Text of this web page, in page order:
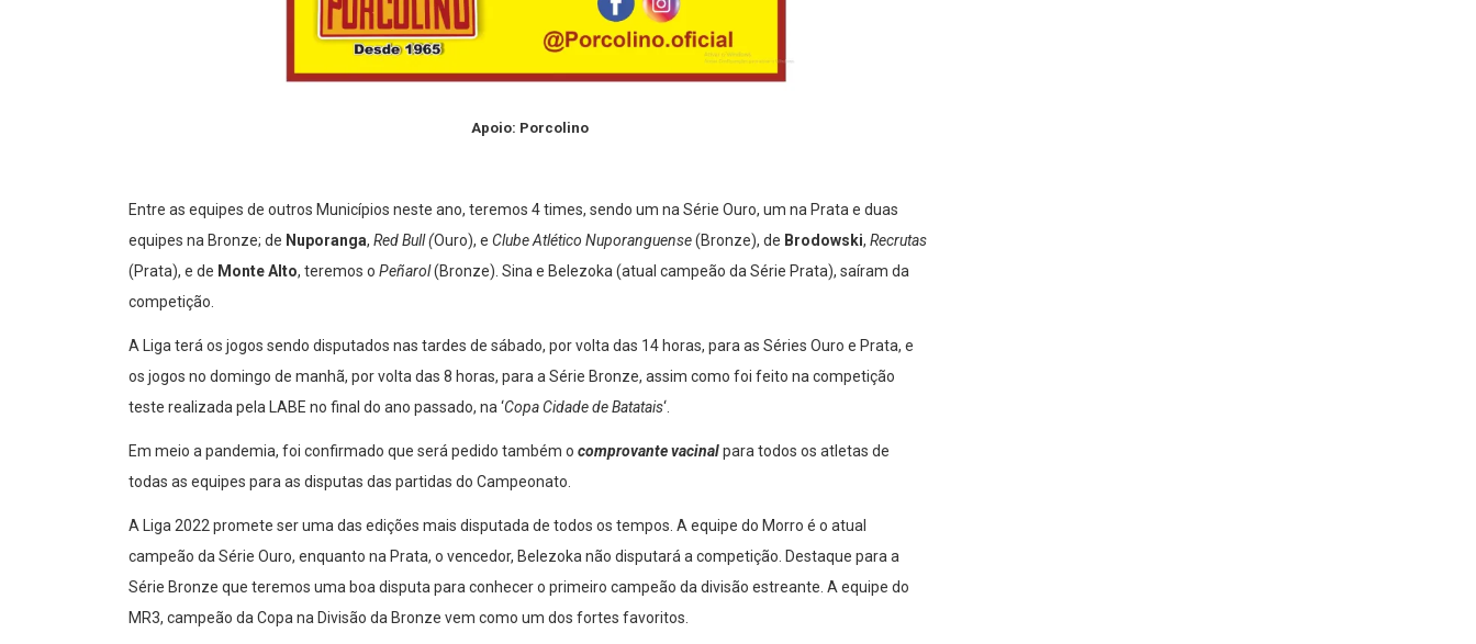
Apoio: Porcolino
Entre as equipes de outros Municípios neste ano, teremos 4 times, sendo um na Série Ouro, um na Prata e duas
equipes na Bronze; de Nuporanga, Red Bull (Ouro), e Clube Atlético Nuporanguense(Bronze), de Brodowski, Recrutas
(Prata), e de Monte Alto, teremos o Peñarol(Bronze). Sina e Belezoka (atual campeão da Série Prata), saíram da
competição.
A Liga terá os jogos sendo disputados nas tardes de sábado, por volta das 14 horas, para as Séries Ouro e Prata, e
os jogos no domingo de manhã, por volta das 8 horas, para a Série Bronze, assim como foi feito na competição
teste realizada pela LABE no final do ano passado, na ‘Copa Cidade de Batatais‘.
Em meio a pandemia, foi confirmado que será pedido também o comprovante vacinalpara todos os atletas de
todas as equipes para as disputas das partidas do Campeonato.
A Liga 2022 promete ser uma das edições mais disputada de todos os tempos. A equipe do Morro é o atual
campeão da Série Ouro, enquanto na Prata, o vencedor, Belezoka não disputará a competição. Destaque para a
Série Bronze que teremos uma boa disputa para conhecer o primeiro campeão da divisão estreante. A equipe do
MR3, campeão da Copa na Divisão da Bronze vem como um dos fortes favoritos.